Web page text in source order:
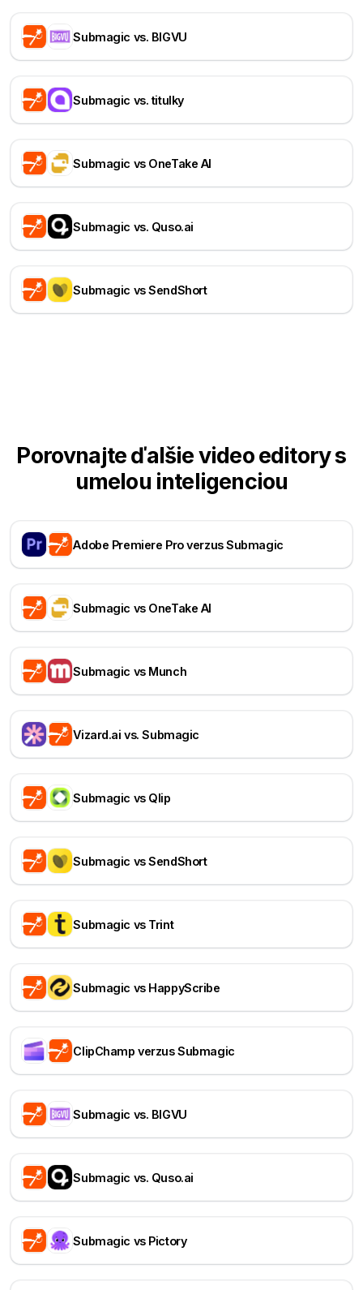
Submagic vs. BIGVU
Submagic vs. titulky
Submagic vs OneTake AI
Submagic vs. Quso.ai
Submagic vs SendShort
Porovnajte ďalšie video editory s
umelou inteligenciou
Adobe Premiere Pro verzus Submagic
Submagic vs OneTake AI
Submagic vs Munch
Vizard.ai vs. Submagic
Submagic vs Qlip
Submagic vs SendShort
Submagic vs Trint
Submagic vs HappyScribe
ClipChamp verzus Submagic
Submagic vs. BIGVU
Submagic vs. Quso.ai
Submagic vs Pictory